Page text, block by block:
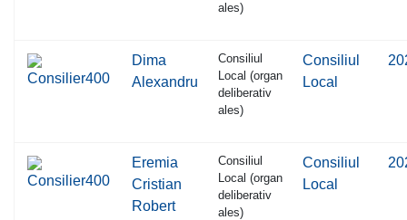
ales)
Dima
Alexandru
Consiliul
Local (organ
deliberativ
ales)
Consiliul
Local
Eremia
Cristian
Robert
Consiliul
Local (organ
deliberativ
ales)
Consiliul
Local